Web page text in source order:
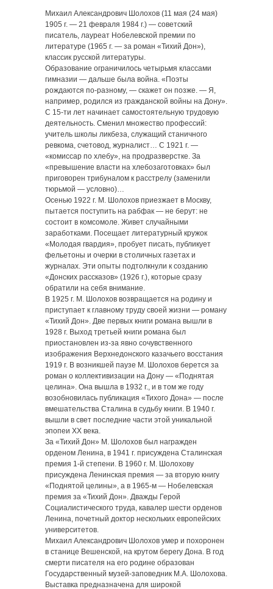
Михаил Александрович Шолохов (11 мая (24 мая)
1905 г. — 21 февраля 1984 г.) — советский
писатель, лауреат Нобелевской премии по
литературе (1965 г. — за роман «Тихий Дон»),
классик русской литературы.
Образование ограничилось четырьмя классами
гимназии — дальше была война. «Поэты
рождаются по-разному, — скажет он позже. — Я,
например, родился из гражданской войны на Дону».
С 15-ти лет начинает самостоятельную трудовую
деятельность. Сменил множество профессий:
учитель школы ликбеза, служащий станичного
ревкома, счетовод, журналист… С 1921 г. —
«комиссар по хлебу», на продразверстке. За
«превышение власти на хлебозаготовках» был
приговорен трибуналом к расстрелу (заменили
тюрьмой — условно)…
Осенью 1922 г. М. Шолохов приезжает в Москву,
пытается поступить на рабфак — не берут: не
состоит в комсомоле. Живет случайными
заработками. Посещает литературный кружок
«Молодая гвардия», пробует писать, публикует
фельетоны и очерки в столичных газетах и
журналах. Эти опыты подтолкнули к созданию
«Донских рассказов» (1926 г.), которые сразу
обратили на себя внимание.
В 1925 г. М. Шолохов возвращается на родину и
приступает к главному труду своей жизни — роману
«Тихий Дон». Две первых книги романа вышли в
1928 г. Выход третьей книги романа был
приостановлен из-за явно сочувственного
изображения Верхнедонского казачьего восстания
1919 г. В возникшей паузе М. Шолохов берется за
роман о коллективизации на Дону — «Поднятая
целина». Она вышла в 1932 г., и в том же году
возобновилась публикация «Тихого Дона» — после
вмешательства Сталина в судьбу книги. В 1940 г.
вышли в свет последние части этой уникальной
эпопеи XX века.
За «Тихий Дон» М. Шолохов был награжден
орденом Ленина, в 1941 г. присуждена Сталинская
премия 1-й степени. В 1960 г. М. Шолохову
присуждена Ленинская премия — за вторую книгу
«Поднятой целины», а в 1965-м — Нобелевская
премия за «Тихий Дон». Дважды Герой
Социалистического труда, кавалер шести орденов
Ленина, почетный доктор нескольких европейских
университетов.
Михаил Александрович Шолохов умер и похоронен
в станице Вешенской, на крутом берегу Дона. В год
смерти писателя на его родине образован
Государственный музей-заповедник М.А. Шолохова.
Выставка предназначена для широкой